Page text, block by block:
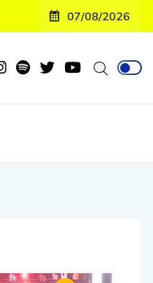
07/08/2026